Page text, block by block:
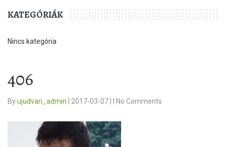
KATEGÓRIÁK
Nincs kategória
406
Byujudvari_admin 2017-03-07 No Comments